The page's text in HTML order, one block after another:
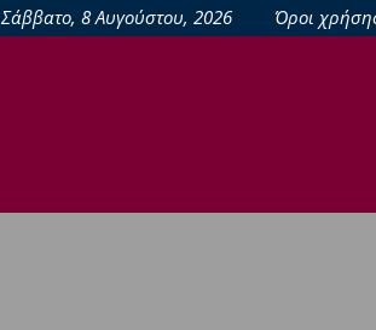
Σάββατο, 8 Αυγούστου, 2026 Όροι